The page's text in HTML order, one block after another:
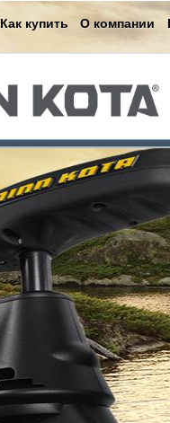
Как купить О компании